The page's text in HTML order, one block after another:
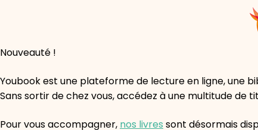
Nouveauté !
Youbook est une plateforme de lecture en ligne, une
Sans sortir de chez vous, accédez à une multitude de
Pour vous accompagner, nos livres sont désormais